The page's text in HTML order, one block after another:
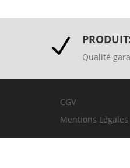
N Qualité
CGV
Mentions Légales